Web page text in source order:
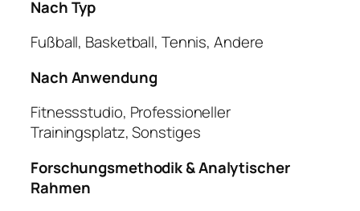
Nach Typ
Fußball, Basketball, Tennis, Andere
Nach Anwendung
Fitnessstudio, Professioneller
Trainingsplatz, Sonstiges
Forschungsmethodik & Analytischer
Rahmen